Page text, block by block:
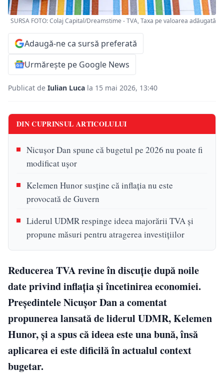
SURSA FOTO: Colaj Capital/Dreamstime - TVA, Taxa pe valoarea adăugată
Adaugă-ne ca sursă preferată
Urmărește pe Google News
Publicat de Iulian Luca la 15 mai 2026, 13:40
DIN CUPRINSUL ARTICOLULUI
Nicușor Dan spune că bugetul pe 2026 nu poate fi
modificat ușor
Kelemen Hunor susține că inflația nu este
provocată de Guvern
Liderul UDMR respinge ideea majorării TVA și
propune măsuri pentru atragerea investițiilor
Reducerea TVA revine în discuție după noile
date privind inflația și încetinirea economiei.
Președintele Nicușor Dan a comentat
propunerea lansată de liderul UDMR, Kelemen
Hunor, și a spus că ideea este una bună, însă
aplicarea ei este dificilă în actualul context
bugetar.